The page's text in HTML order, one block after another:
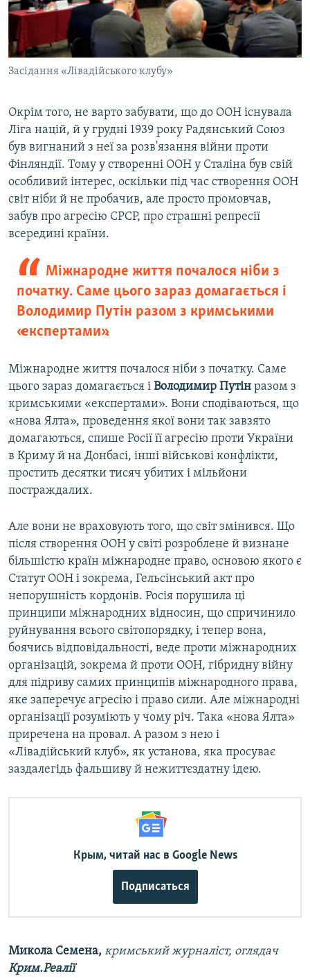
Засідання «Лівадійського клубу»
Окрім того, не варто забувати, що до ООН існувала
Ліга націй, й у грудні 1939 року Радянський Союз
був вигнаний з неї за розв'язання війни проти
Фінляндії. Тому у створенні ООН у Сталіна був свій
особливий інтерес, оскільки під час створення ООН
світ ніби й не пробачив, але просто промовчав,
забув про агресію СРСР, про страшні репресії
всередині країни.
Міжнародне життя почалося ніби з
початку. Саме цього зараз домагається і
Володимир Путін разом з кримськими
«експертами».
Міжнародне життя почалося ніби з початку. Саме
цього зараз домагається і Володимир Путін разом з
кримськими «експертами». Вони сподіваються, що
«нова Ялта», проведення якої вони так завзято
домагаються, спише Росії її агресію проти України
в Криму й на Донбасі, інші військові конфлікти,
простить десятки тисяч убитих і мільйони
постраждалих.
Але вони не враховують того, що світ змінився. Що
після створення ООН у світі розроблене й визнане
більшістю країн міжнародне право, основою якого є
Статут ООН і зокрема, Гельсінський акт про
непорушність кордонів. Росія порушила ці
принципи міжнародних відносин, що спричинило
руйнування всього світопорядку, і тепер вона,
боячись відповідальності, веде проти міжнародних
організацій, зокрема й проти ООН, гібридну війну
для підриву самих принципів міжнародного права,
яке заперечує агресію і право сили. Але міжнародні
організації розуміють у чому річ. Така «нова Ялта»
приречена на провал. А разом з нею і
«Лівадійський клуб», як установа, яка просуває
заздалегідь фальшиву й нежиттєздатну ідею.
Крым, читай нас в Google News
Подписаться
Микола Семена, кримський журналіст, оглядач
Крим.Реалії